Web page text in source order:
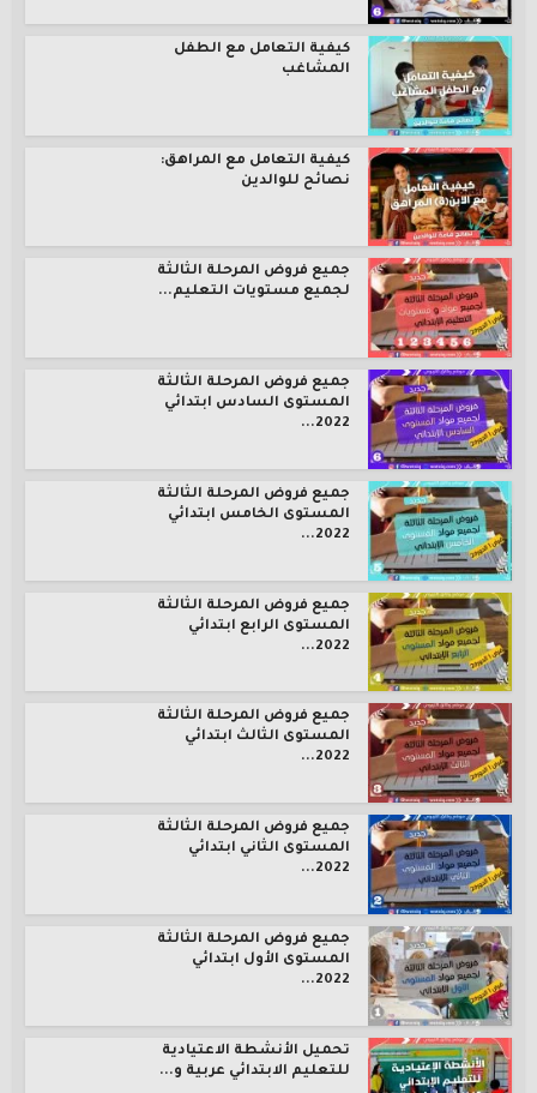
كيفية التعامل مع الطفل
المشاغب
كيفية التعامل مع المراهق:
نصائح للوالدين
جميع فروض المرحلة الثالثة
لجميع مستويات التعليم...
جميع فروض المرحلة الثالثة
المستوى السادس ابتدائي
2022...
جميع فروض المرحلة الثالثة
المستوى الخامس ابتدائي
2022...
جميع فروض المرحلة الثالثة
المستوى الرابع ابتدائي
2022...
جميع فروض المرحلة الثالثة
المستوى الثالث ابتدائي
2022...
جميع فروض المرحلة الثالثة
المستوى الثاني ابتدائي
2022...
جميع فروض المرحلة الثالثة
المستوى الأول ابتدائي
2022...
تحميل الأنشطة الاعتيادية
للتعليم الابتدائي عربية و...